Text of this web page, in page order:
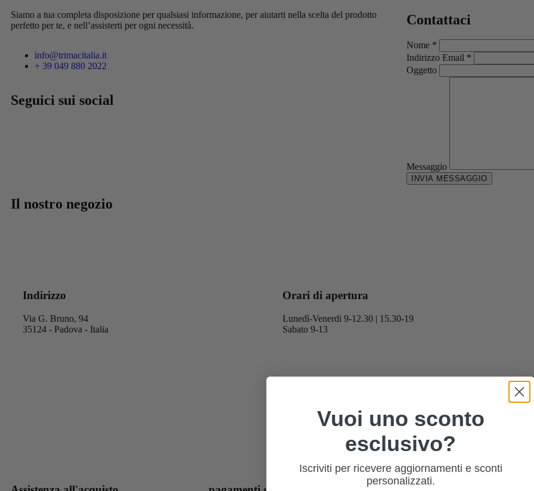
Siamo a tua completa disposizione per qualsiasi informazione, per aiutarti nella scelta del prodotto
perfetto per te, e nell’assisterti per ogni necessità.
info@trimacitalia.it
+ 39 049 880 2022
Seguici sui social
Contattaci
Nome *
Indirizzo Email *
Oggetto
Messaggio
Il nostro negozio
Indirizzo
Via G. Bruno, 94
35124 - Padova - Italia
Orari di apertura
Lunedì-Venerdi 9-12.30 | 15.30-19
Sabato 9-13
Vuoi uno sconto
esclusivo?
Iscriviti per ricevere aggiornamenti e sconti
personalizzati.